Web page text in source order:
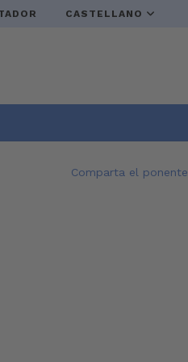
CASTELLANO
Comparta el ponente